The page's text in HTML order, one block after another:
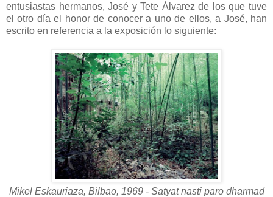
entusiastas hermanos, José y Tete Álvarez de los que tuve
el otro día el honor de conocer a uno de ellos, a José, han
escrito en referencia a la exposición lo siguiente:
Mikel Eskauriaza, Bilbao, 1969 - Satyat nasti paro dharmad